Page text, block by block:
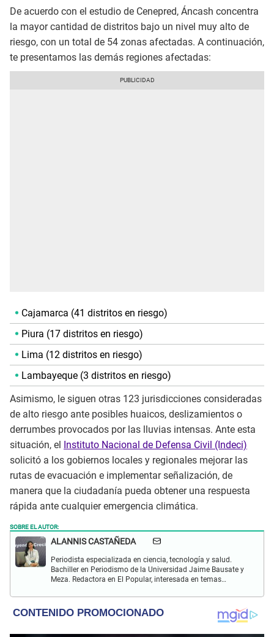
De acuerdo con el estudio de Cenepred, Áncash concentra
la mayor cantidad de distritos bajo un nivel muy alto de
riesgo, con un total de 54 zonas afectadas. A continuación,
te presentamos las demás regiones afectadas:
Cajamarca (41 distritos en riesgo)
Piura (17 distritos en riesgo)
Lima (12 distritos en riesgo)
Lambayeque (3 distritos en riesgo)
Asimismo, le siguen otras 123 jurisdicciones consideradas
de alto riesgo ante posibles huaicos, deslizamientos o
derrumbes provocados por las lluvias intensas. Ante esta
situación, el Instituto Nacional de Defensa Civil (Indeci)
solicitó a los gobiernos locales y regionales mejorar las
rutas de evacuación e implementar señalización, de
manera que la ciudadanía pueda obtener una respuesta
rápida ante cualquier emergencia climática.
SOBRE EL AUTOR:
ALANNIS CASTAÑEDA
Periodista especializada en ciencia, tecnología y salud.
Bachiller en Periodismo de la Universidad Jaime Bausate y
Meza. Redactora en El Popular, interesada en temas
astronómicos, hallazgos y más.